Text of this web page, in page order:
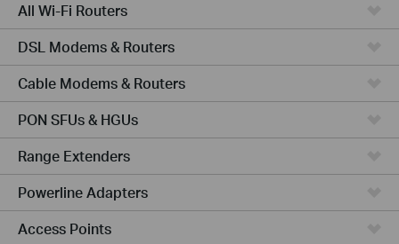
All Wi-Fi Routers
DSL Modems & Routers
Cable Modems & Routers
PON SFUs & HGUs
Range Extenders
Powerline Adapters
Access Points